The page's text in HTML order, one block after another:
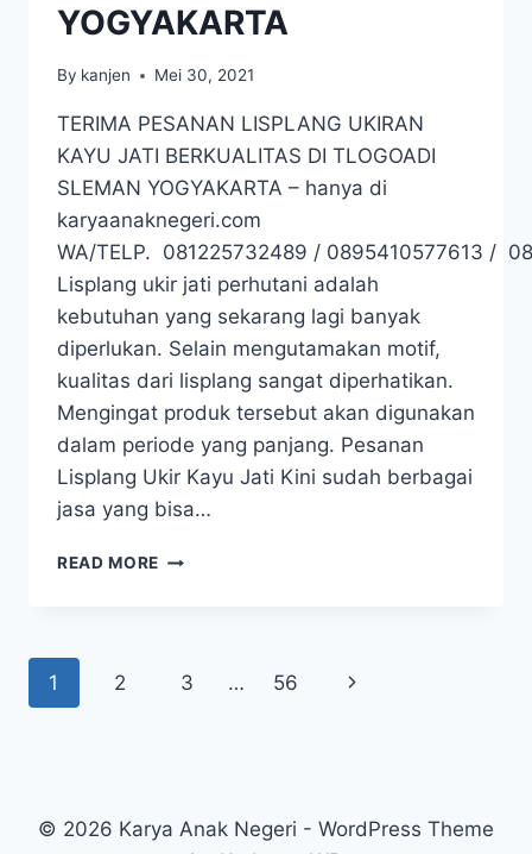
YOGYAKARTA
By kanjen Mei 30, 2021
TERIMA PESANAN LISPLANG UKIRAN
KAYU JATI BERKUALITAS DI TLOGOADI
SLEMAN YOGYAKARTA – hanya di
karyaanaknegeri.com
WA/TELP. 081225732489 / 0895410577613 /
Lisplang ukir jati perhutani adalah
kebutuhan yang sekarang lagi banyak
diperlukan. Selain mengutamakan motif,
kualitas dari lisplang sangat diperhatikan.
Mengingat produk tersebut akan digunakan
dalam periode yang panjang. Pesanan
Lisplang Ukir Kayu Jati Kini sudah berbagai
jasa yang bisa…
READ MORE
1 2 3 … 56
© 2026 Karya Anak Negeri - WordPress Theme